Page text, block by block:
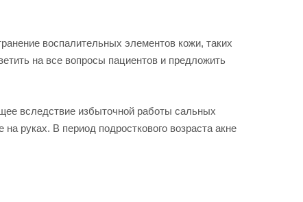
воспалительных элементов кожи, таких
на все вопросы пациентов и предложить
вследствие избыточной работы сальных
руках. В период подросткового возраста акне